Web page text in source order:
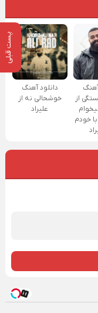
پست قبلی
از
خودم
دانلود آهنگ
خوشحالی نه از
علیراد